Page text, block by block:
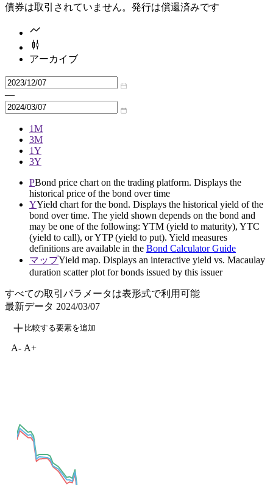
債券は取引されていません。発行は償還済みです
アーカイブ
—
1M
3M
1Y
3Y
PBond price chart on the trading platform. Displays the
historical price of the bond over time
YYield chart for the bond. Displays the historical yield of the
bond over time. The yield shown depends on the bond and
may be one of the following: YTM (yield to maturity), YTC
(yield to call), or YTP (yield to put). Yield measures
definitions are available in the Bond Calculator Guide
マップYield map. Displays an interactive yield vs. Macaulay
duration scatter plot for bonds issued by this issuer
すべての取引パラメータは表形式で利用可能
最新データ 2024/03/07
比較する要素を追加